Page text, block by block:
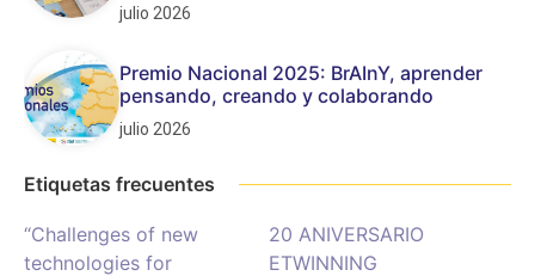
julio 2026
Premio Nacional 2025: BrAInY, aprender
pensando, creando y colaborando
julio 2026
Etiquetas frecuentes
“Challenges of new
technologies for
20 ANIVERSARIO
ETWINNING